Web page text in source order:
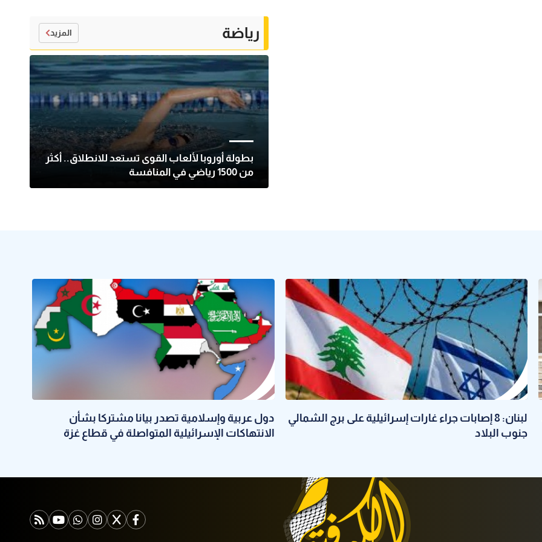
رياضة المزيد
بطولة أوروبا لألعاب القوى تستعد للانطلاق.. أكثر
من 1500 رياضي في المنافسة
لبنان: 8 إصابات جراء غارات إسرائيلية على برج الشمالي
جنوب البلاد
دول عربية وإسلامية تصدر بيانا مشتركا بشأن
الانتهاكات الإسرائيلية المتواصلة في قطاع غزة